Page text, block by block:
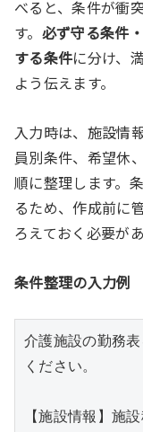
べると、条件が衝
す。 必ず守る条件
する条件に分け、
よう伝えます。
入力時は、施設情
員別条件、希望休
順に整理します。
るため、作成前に
ろえておく必要があ
条件整理の入力例
介護施設の勤務
ください。
【施設情報】施